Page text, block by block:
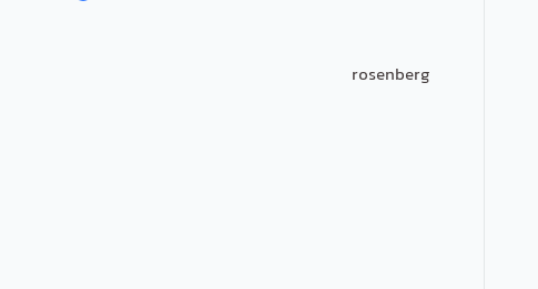
rosenberg